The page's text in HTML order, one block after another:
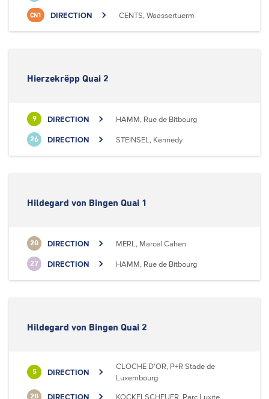
CN1 DIRECTION CENTS, Waassertuerm
Hierzekrëpp Quai 2
9 DIRECTION HAMM, Rue de Bitbourg
26 DIRECTION STEINSEL, Kennedy
Hildegard von Bingen Quai 1
20 DIRECTION MERL, Marcel Cahen
27 DIRECTION HAMM, Rue de Bitbourg
Hildegard von Bingen Quai 2
5 DIRECTION
CLOCHE D'OR, P+R Stade de
Luxembourg
20 DIRECTION KOCKELSCHEUER, Parc Luxite